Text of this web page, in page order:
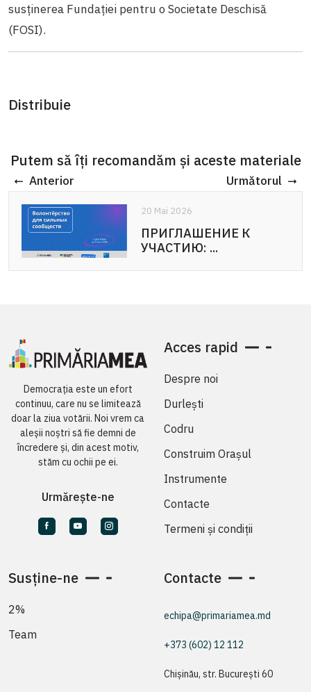
susținerea Fundației pentru o Societate Deschisă
(FOSI).
Distribuie
Putem să îți recomandăm și aceste materiale
Anterior Următorul
20 Mai 2026
ПРИГЛАШЕНИЕ К
УЧАСТИЮ: ...
Democrația este un efort
continuu, care nu se limitează
doar la ziua votării. Noi vrem ca
aleșii noștri să fie demni de
încredere și, din acest motiv,
stăm cu ochii pe ei.
Urmărește-ne
Acces rapid
Despre noi
Durlești
Codru
Construim Orașul
Instrumente
Contacte
Termeni și condiții
Susține-ne
2%
Team
Contacte
echipa@primariamea.md
+373 (602) 12 112
Chișinău, str. București 60